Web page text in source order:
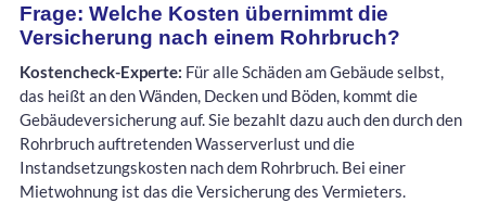
Frage: Welche Kosten übernimmt die
Versicherung nach einem Rohrbruch?
Kostencheck-Experte: Für alle Schäden am Gebäude selbst,
das heißt an den Wänden, Decken und Böden, kommt die
Gebäudeversicherung auf. Sie bezahlt dazu auch den durch den
Rohrbruch auftretenden Wasserverlust und die
Instandsetzungskosten nach dem Rohrbruch. Bei einer
Mietwohnung ist das die Versicherung des Vermieters.